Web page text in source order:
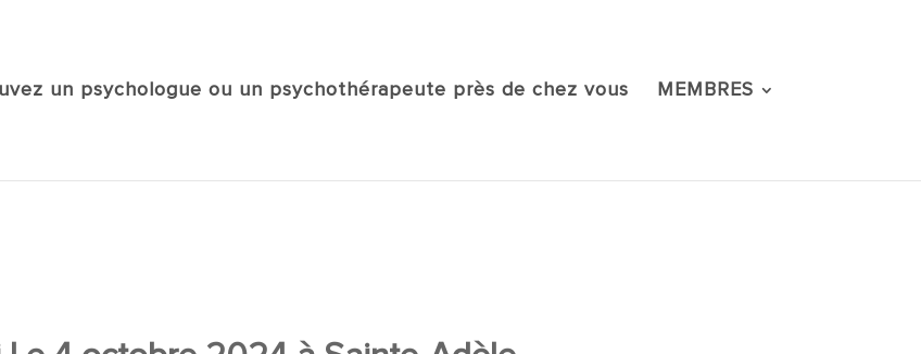
un psychologue ou un psychothérapeute près de chez vous MEMBRES